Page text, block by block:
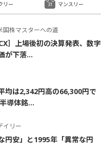
国株マスターへの道
］上場後初の決算発表、数字
が下落...
均は2,342円高の66,300円で
導体銘...
イリー
円安」と1995年「異常な円
リー マンスリー